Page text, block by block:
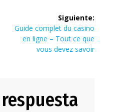
Siguiente:
Siguiente
entrada:
Guide complet du casino
en ligne – Tout ce que
vous devez savoir